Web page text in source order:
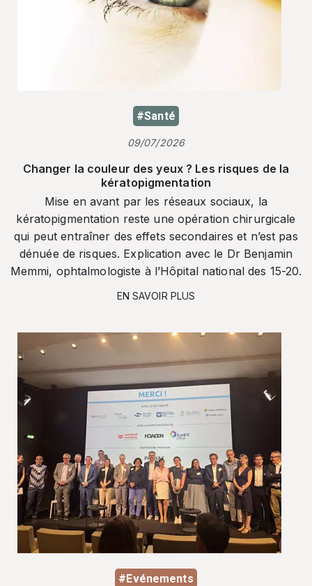
#Santé
09/07/2026
Changer la couleur des yeux ? Les risques de la
kératopigmentation
Mise en avant par les réseaux sociaux, la
kératopigmentation reste une opération chirurgicale
qui peut entraîner des effets secondaires et n’est pas
dénuée de risques. Explication avec le Dr Benjamin
Memmi, ophtalmologiste à l’Hôpital national des 15-20.
EN SAVOIR PLUS
#Evénements